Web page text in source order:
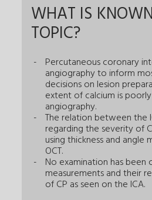
WHAT IS
TOPIC?
Percutaneous coronary
angiography to inform
decisions on lesion
extent of calcium is
angiography.
The relation between the
regarding the severity of
using thickness and angle
OCT.
No examination has been
measurements and their
of CP as seen on the ICA.